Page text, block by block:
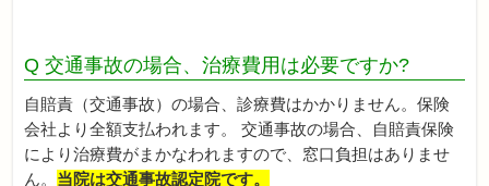
Q 交通事故の場合、治療費用は必要ですか?
自賠責（交通事故）の場合、診療費はかかりません。保険
会社より全額支払われます。 交通事故の場合、自賠責保険
により治療費がまかなわれますので、窓口負担はありませ
ん。 当院は交通事故認定院です。